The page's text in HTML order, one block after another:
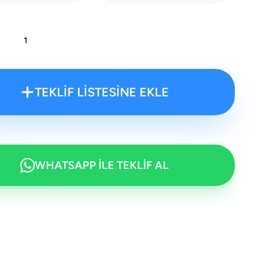
TEKLİF LİSTESİNE EKLE
WHATSAPP İLE TEKLİF AL